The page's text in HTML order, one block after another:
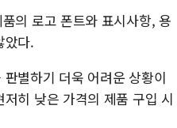
의 로고 폰트와 표시사항, 용
았다.
별하기 더욱 어려운 상황이
히 낮은 가격의 제품 구입 시